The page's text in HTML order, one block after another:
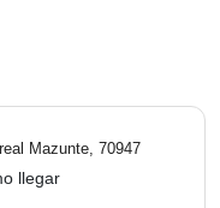
Mazunte, 70947
llegar